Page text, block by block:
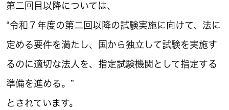
第二回目以降については、
“令和７年度の第二回以降の試験実施に向けて、法に
定める要件を満たし、国から独立して試験を実施す
るのに適切な法人を、指定試験機関として指定する
準備を進める。”
とされています。